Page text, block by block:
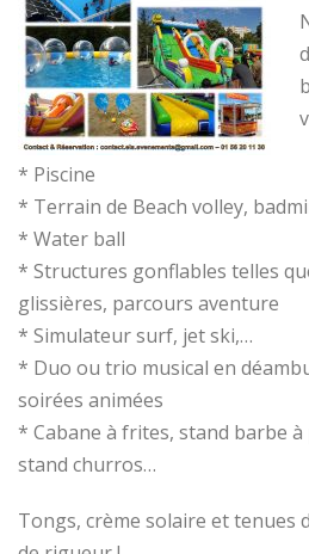
* Piscine
* Terrain de Beach volley,
* Water ball
* Structures gonflables telles
glissières, parcours aventure
* Simulateur surf, jet ski,…
* Duo ou trio musical en
soirées animées
* Cabane à frites, stand barbe à
stand churros…
Tongs, crème solaire et tenues